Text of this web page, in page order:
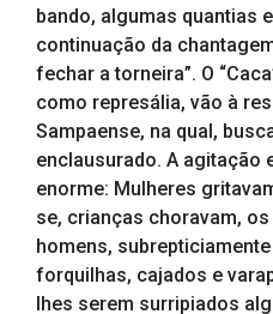
bando, algumas quantias
continuação da
fechar a torneira”. O
como represália, vão à
Sampaense, na qual,
enclausurado. A agitação
enorme: Mulheres
se, crianças choravam,
homens,
forquilhas, cajados e
lhes serem surripiados